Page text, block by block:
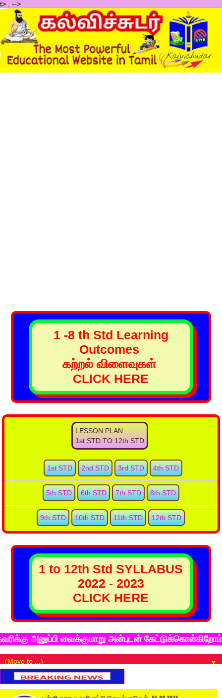
t> -->
1 -8 th Std Learning
Outcomes
கற்றல் விளைவுகள்
CLICK HERE
LESSON PLAN
1st STD TO 12th STD
1st STD 2nd STD 3rd STD 4th STD
5th STD 6th STD 7th STD 8th STD
9th STD 10th STD 11th STD 12th STD
1 to 12th Std SYLLABUS
2022 - 2023
CLICK HERE
வைக்குமாறு அன்புடன் கேட்டுக்கொள்கிறோம்.
▼